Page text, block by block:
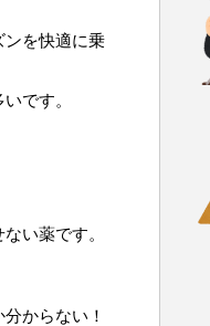
ンを快適に乗
です。
い薬です。
からない！